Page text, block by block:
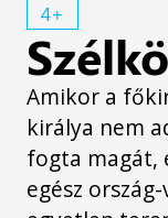
4+
Amikor a
királya nem
fogta magát,
egész